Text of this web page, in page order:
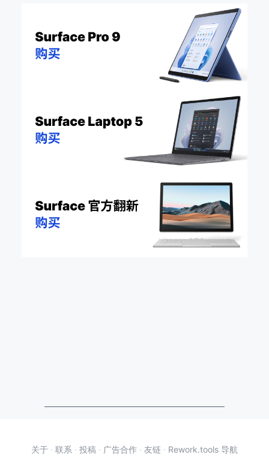
关于 · 联系 · 投稿 · 广告合作 · 友链 · Rework.tools 导航